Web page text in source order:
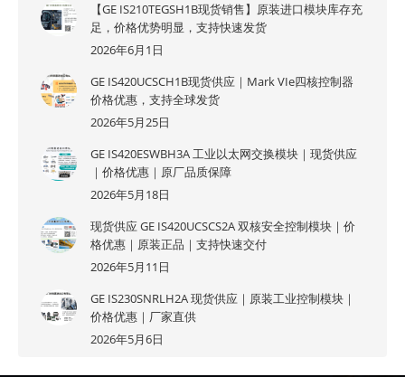
【GE IS210TEGSH1B现货销售】原装进口模块库存充
足，价格优势明显，支持快速发货
2026年6月1日
GE IS420UCSCH1B现货供应｜Mark VIe四核控制器
价格优惠，支持全球发货
2026年5月25日
GE IS420ESWBH3A 工业以太网交换模块｜现货供应
｜价格优惠｜原厂品质保障
2026年5月18日
现货供应 GE IS420UCSCS2A 双核安全控制模块｜价
格优惠｜原装正品｜支持快速交付
2026年5月11日
GE IS230SNRLH2A 现货供应｜原装工业控制模块｜
价格优惠｜厂家直供
2026年5月6日